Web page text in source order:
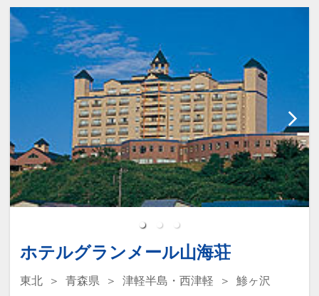
記念日特色
●お誕生日が宿泊日の前後７日間の方に
ワンドリンクサービス（ご本人のみ／滞
在中１回）
●結婚記念日が宿泊日の前後７日間のご
夫婦にワンドリンクサービス（滞在中１
回）
※旅行代金に含まれます。
ロックウッド・ホテル＆スパ
津軽富士と呼ばれる岩木山をバックに津
軽平野・日本海を一望できるリゾートホ
ホテルはスタンダードツイン（２５平
ホテルグランメール山海荘
東北 青森県 津軽半島・西津軽
鯵ヶ沢